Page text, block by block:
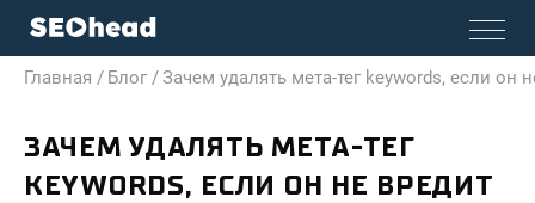
Главная / Блог /Зачем удалять мета-тег keywords, если он
ЗАЧЕМ УДАЛЯТЬ МЕТА-ТЕГ
KEYWORDS, ЕСЛИ ОН НЕ ВРЕДИТ